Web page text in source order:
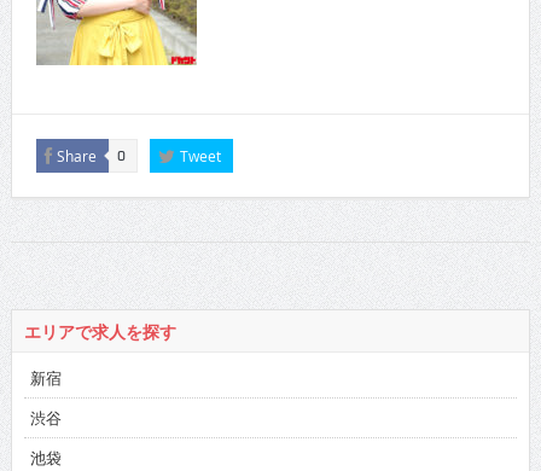
Share 0 Tweet
エリアで求人を探す
新宿
渋谷
池袋